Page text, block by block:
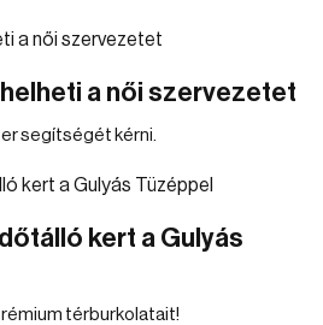
a női szervezetet
segítségét kérni.
kert a Gulyás
térburkolatait!